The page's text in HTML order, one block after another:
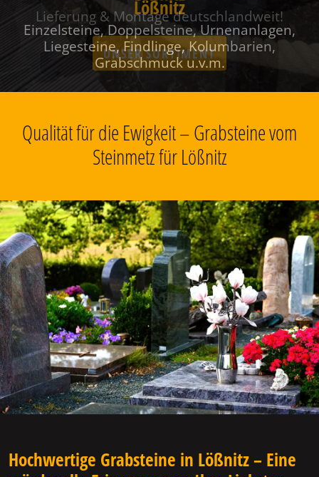
Lößnitz
Einzelsteine, Doppelsteine, Urnenanlagen,
Liegesteine, Findlinge, Kolumbarien,
Grabschmuck u.v.m.
Qualität für die Ewigkeit – Grabsteine vom
Steinmetz für Lößnitz
Hochwertige Grabsteine in Lößnitz – Eine